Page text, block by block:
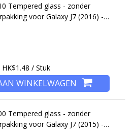
Tempered glass - zonder
voor Galaxy J7 (2016) -
/ Stuk
WINKELWAGEN
Tempered glass - zonder
voor Galaxy J7 (2015) -